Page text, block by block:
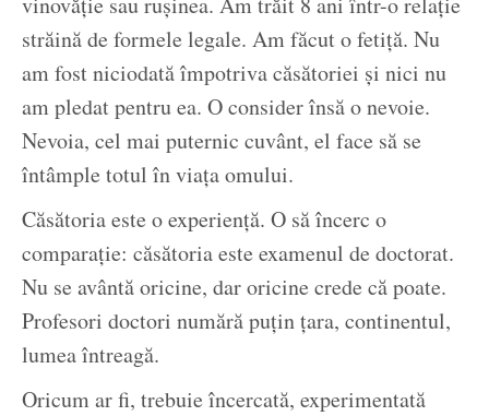
străină de formele legale. Am făcut o fetiță. Nu
am fost niciodată împotriva căsătoriei și nici nu
am pledat pentru ea. O consider însă o nevoie.
Nevoia, cel mai puternic cuvânt, el face să se
întâmple totul în viața omului.
Căsătoria este o experiență. O să încerc o
comparație: căsătoria este examenul de doctorat.
Nu se avântă oricine, dar oricine crede că poate.
Profesori doctori numără puțin țara, continentul,
lumea întreagă.
Oricum ar fi, trebuie încercată, experimentată